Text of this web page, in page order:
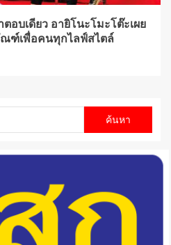
อบเดียว อายิโนะโมะโต๊ะเผย
ฑ์เพื่อคนทุกไลฟ์สไตล์